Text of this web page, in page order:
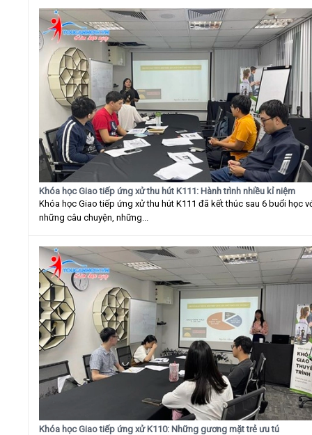
Khóa học Giao tiếp ứng xử thu hút K111: Hành trình nhiều kỉ niệm
Khóa học Giao tiếp ứng xử thu hút K111 đã kết thúc sau 6 buổi học
những câu chuyện, những...
Khóa học Giao tiếp ứng xử K110: Những gương mặt trẻ ưu tú